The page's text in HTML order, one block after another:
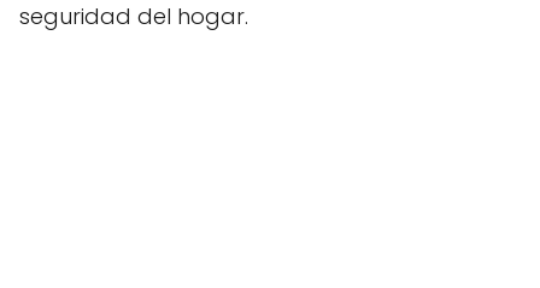
seguridad del hogar.